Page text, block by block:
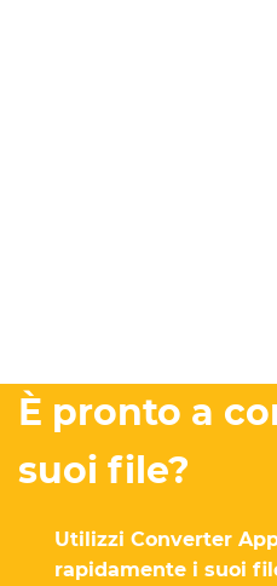
È pronto a
suoi file?
Utilizzi Converter
rapidamente i suoi